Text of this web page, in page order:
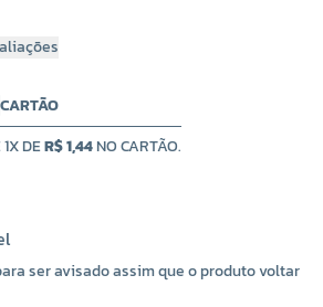
CARTÃO
DER$ 1,44NO CARTÃO.
ser avisado assim que o produto voltar